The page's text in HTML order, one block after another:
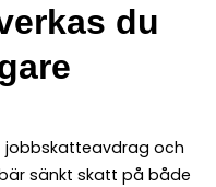
du
jobbskatteavdrag och
sänkt skatt på både